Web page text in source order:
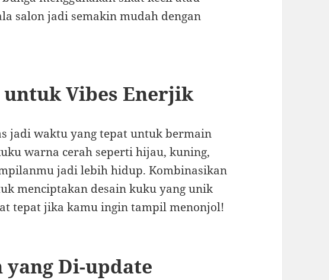
salon jadi semakin mudah dengan
untuk Vibes Enerjik
jadi waktu yang tepat untuk bermain
warna cerah seperti hijau, kuning,
jadi lebih hidup. Kombinasikan
menciptakan desain kuku yang unik
tepat jika kamu ingin tampil menonjol!
yang Di-update